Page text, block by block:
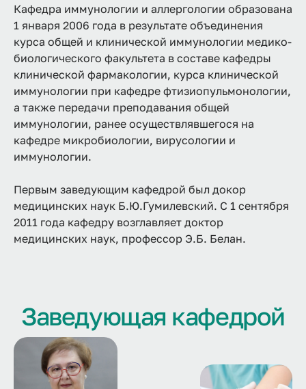
Кафедра иммунологии и аллергологии образована
1 января 2006 года в результате объединения
курса общей и клинической иммунологии медико-
биологического факультета в составе кафедры
клинической фармакологии, курса клинической
иммунологии при кафедре фтизиопульмонологии,
а также передачи преподавания общей
иммунологии, ранее осуществлявшегося на
кафедре микробиологии, вирусологии и
иммунологии.
Первым заведующим кафедрой был докор
медицинских наук Б.Ю.Гумилевский. С 1 сентября
2011 года кафедру возглавляет доктор
медицинских наук, профессор Э.Б. Белан.
Заведующая кафедрой